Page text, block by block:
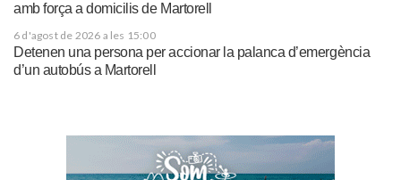
amb força a domicilis de Martorell
6 d'agost de 2026 a les 15:00
Detenen una persona per accionar la palanca d’emergència
d’un autobús a Martorell